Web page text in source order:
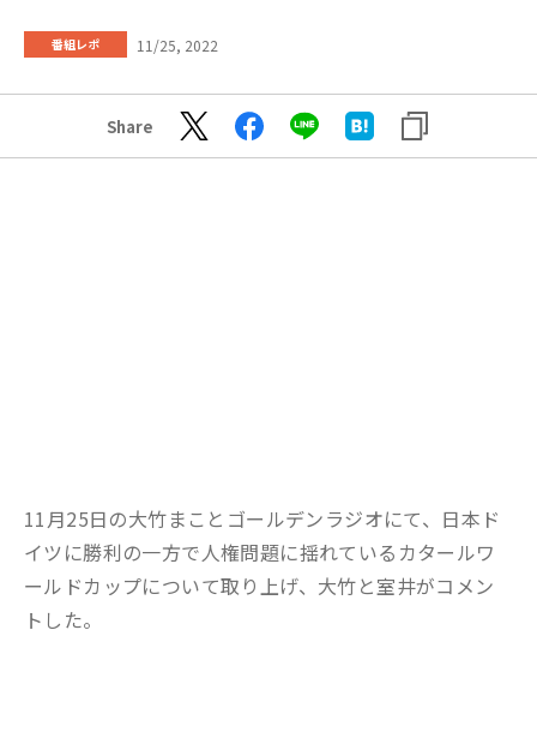
番組レポ 11/25, 2022
Share
11月25日の大竹まことゴールデンラジオにて、日本ド
イツに勝利の一方で人権問題に揺れているカタールワ
ールドカップについて取り上げ、大竹と室井がコメン
トした。